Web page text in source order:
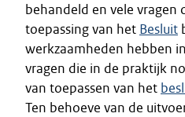
behandeld en vele vragen
toepassing van het Besluit
werkzaamheden hebben
vragen die in de praktijk
van toepassen van het
Ten behoeve van de